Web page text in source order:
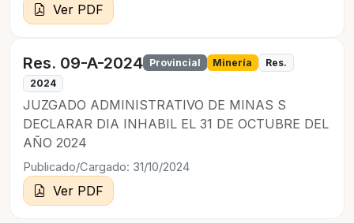
Ver PDF
Res. 09-A-2024 Provincial Minería
Res.
2024
JUZGADO ADMINISTRATIVO DE MINAS S
DECLARAR DIA INHABIL EL 31 DE OCTUBRE DEL
AÑO 2024
Publicado/Cargado: 31/10/2024
Ver PDF